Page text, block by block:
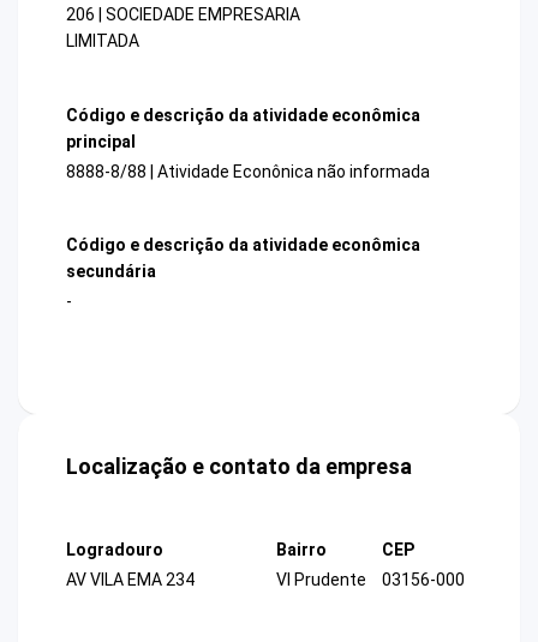
206 | SOCIEDADE EMPRESARIA
LIMITADA
Código e descrição da atividade econômica
principal
8888-8/88 | Atividade Econônica não informada
Código e descrição da atividade econômica
secundária
-
Localização e contato da empresa
Logradouro
AV VILA EMA 234
Bairro
Vl Prudente
CEP
03156-000